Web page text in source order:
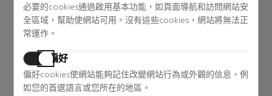
必要的cookies通過啟用基本功能，如頁面導航和訪問網站安
全區域，幫助使網站可用。沒有這些cookies，網站將無法正
常運作。
偏好
偏好cookies使網站能夠記住改變網站行為或外觀的信息，例
如您的首選語言或您所在的地區。